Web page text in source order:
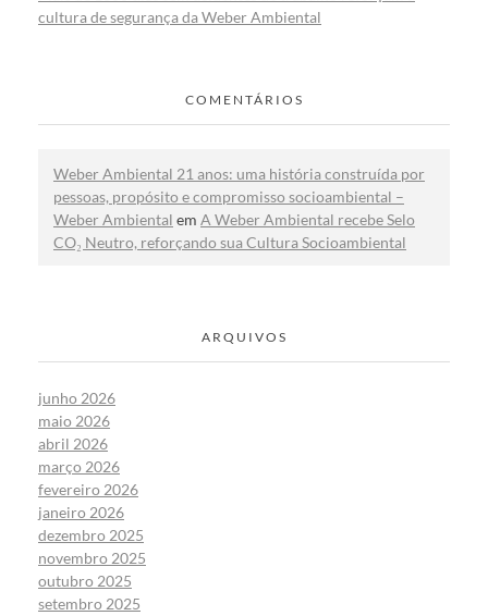
cultura de segurança da Weber Ambiental
COMENTÁRIOS
Weber Ambiental 21 anos: uma história construída por
pessoas, propósito e compromisso socioambiental –
Weber Ambiental em A Weber Ambiental recebe Selo
CO₂ Neutro, reforçando sua Cultura Socioambiental
ARQUIVOS
junho 2026
maio 2026
abril 2026
março 2026
fevereiro 2026
janeiro 2026
dezembro 2025
novembro 2025
outubro 2025
setembro 2025